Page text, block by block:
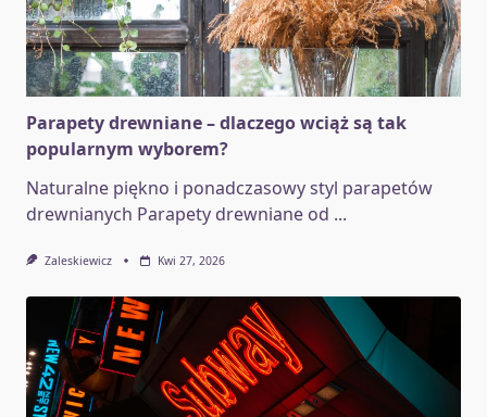
Parapety drewniane – dlaczego wciąż są tak
popularnym wyborem?
Naturalne piękno i ponadczasowy styl parapetów
drewnianych Parapety drewniane od ...
Zaleskiewicz Kwi 27, 2026